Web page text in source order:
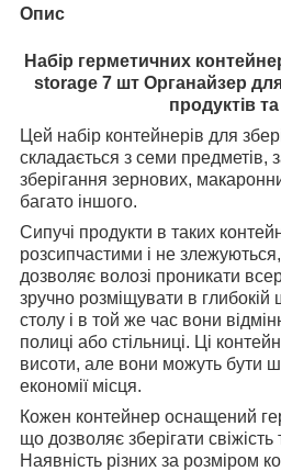
Опис
Набір герметичних
storage 7 шт Органайзер
продуктів
Цей набір контейнерів для
складається з семи предметів,
зберігання зернових,
багато іншого.
Сипучі продукти в таких
розсипчастими і не
дозволяє волозі проникати
зручно розміщувати в глибокій
столу і в той же час вони
полиці або стільниці. Ці
висоти, але вони можуть бути
економії місця.
Кожен контейнер оснащений
що дозволяє зберігати свіжість
Наявність різних за розміром